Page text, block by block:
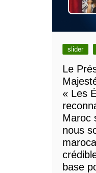
slider
Le
« Les
Maroc
nous
base